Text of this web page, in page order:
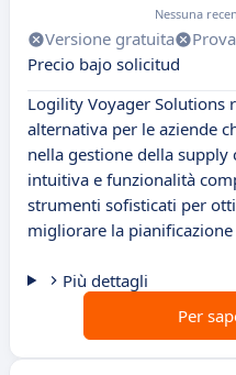
Nessuna
Versione gratuita
Precio bajo solicitud
Logility Voyager Solutions
alternativa per le aziende
nella gestione della supply
intuitiva e funzionalità
strumenti sofisticati per
migliorare la
Più dettagli
Per